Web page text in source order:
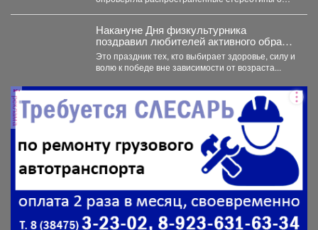
Накануне Дня физкультурника
поздравил любителей активного образа
жизни!
Это праздник тех, кто выбирает здоровье, силу и
волю к победе вне зависимости от возраста...
реклама